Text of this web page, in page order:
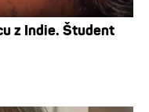
z Indie. Študent